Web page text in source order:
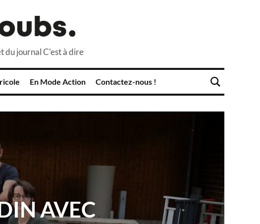
du journal C'est à dire
En Mode Action Contactez-nous !
AVEC